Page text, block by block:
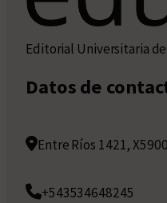
Editorial Universitaria
Datos de
Entre Ríos 1421,
+543534648245